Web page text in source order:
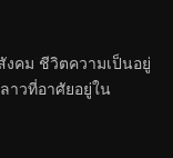
งคม ชีวิตความเป็นอยู่
าวที่อาศัยอยู่ใน